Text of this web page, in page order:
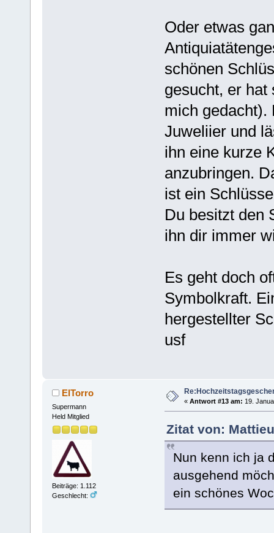
Oder etwas
schönen
gesucht, er hat
mich gedacht).
Juweliier und
ihn eine kurze
anzubringen.
ist ein
Du besitzt den
ihn dir immer
Es geht doch
Symbolkraft.
hergestellter
usf
ElTorro
Supermann
Held Mitglied
Beiträge: 1.112
Geschlecht:
« Antwort #13 am: 19.
Zitat von:
Nun kenn ich ja
ausgehend
ein schönes